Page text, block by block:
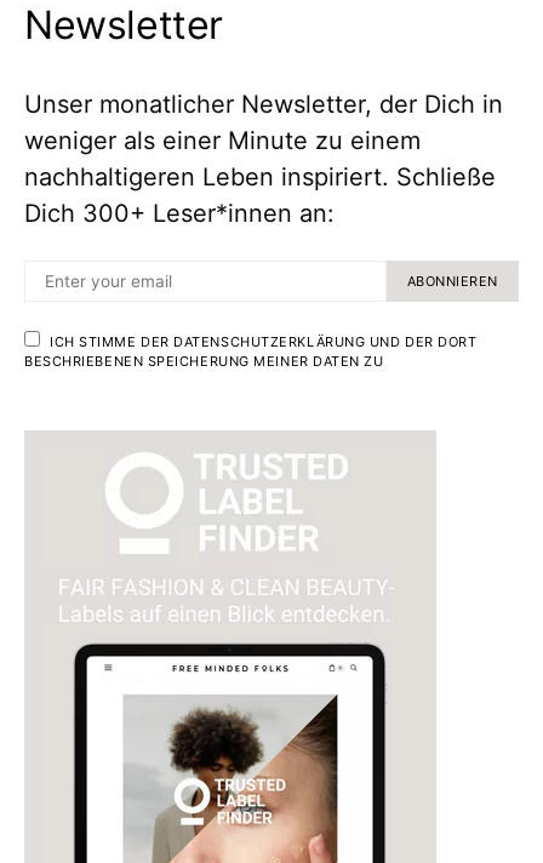
Newsletter
Unser monatlicher Newsletter, der Dich in
weniger als einer Minute zu einem
nachhaltigeren Leben inspiriert. Schließe
Dich 300+ Leser*innen an:
ABONNIEREN
ICH STIMME DER DATENSCHUTZERKLÄRUNG UND DER DORT
BESCHRIEBENEN SPEICHERUNG MEINER DATEN ZU